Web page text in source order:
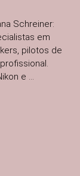
Schreiner:
em
pilotos de
e ...